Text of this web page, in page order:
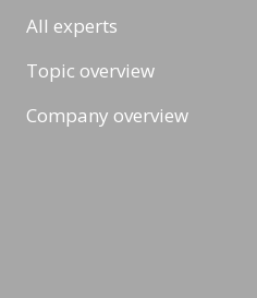
All experts
Topic overview
Company overview